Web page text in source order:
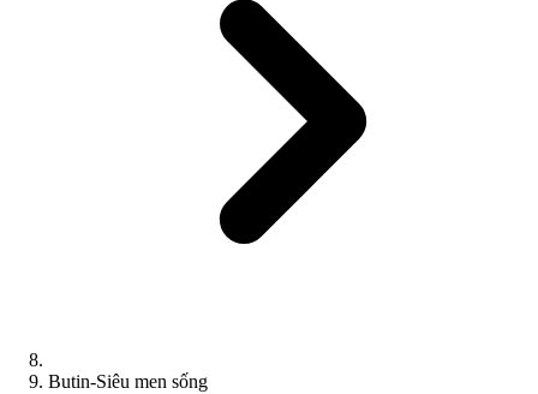
Butin-Siêu men sống